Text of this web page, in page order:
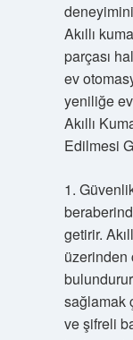
Akıllı
parçası
ev
yeniliğe
Akıllı
Edilmesi
1.
getirir.
üzerinden
sağlamak
ve şifreli